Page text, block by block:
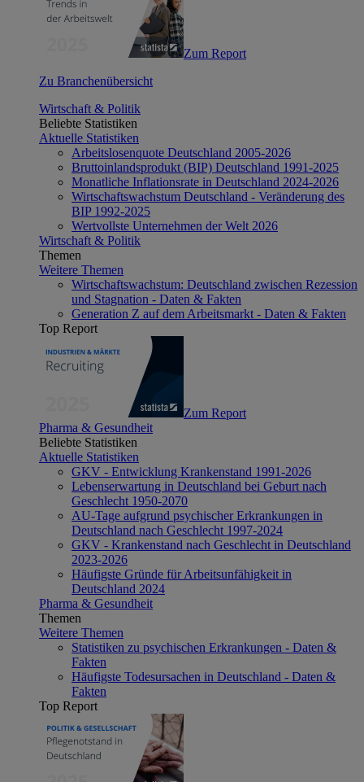
Zum Report
Zu Branchenübersicht
Wirtschaft & Politik
Beliebte Statistiken
Aktuelle Statistiken
Arbeitslosenquote Deutschland 2005-2026
Bruttoinlandsprodukt (BIP) Deutschland 1991-2025
Monatliche Inflationsrate in Deutschland 2024-2026
Wirtschaftswachstum Deutschland - Veränderung des
BIP 1992-2025
Wertvollste Unternehmen der Welt 2026
Wirtschaft & Politik
Themen
Weitere Themen
Wirtschaftswachstum: Deutschland zwischen Rezession
und Stagnation - Daten & Fakten
Generation Z auf dem Arbeitsmarkt - Daten & Fakten
Top Report
Zum Report
Pharma & Gesundheit
Beliebte Statistiken
Aktuelle Statistiken
GKV - Entwicklung Krankenstand 1991-2026
Lebenserwartung in Deutschland bei Geburt nach
Geschlecht 1950-2070
AU-Tage aufgrund psychischer Erkrankungen in
Deutschland nach Geschlecht 1997-2024
GKV - Krankenstand nach Geschlecht in Deutschland
2023-2026
Häufigste Gründe für Arbeitsunfähigkeit in
Deutschland 2024
Pharma & Gesundheit
Themen
Weitere Themen
Statistiken zu psychischen Erkrankungen - Daten &
Fakten
Häufigste Todesursachen in Deutschland - Daten &
Fakten
Top Report